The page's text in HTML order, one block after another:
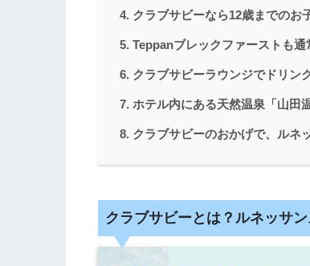
クラブサビーなら12歳までのお
Teppanブレックファーストも通
クラブサビーラウンジでドリン
ホテル内にある天然温泉「山田
クラブサビーのおかげで、ルネ
クラブサビーとは？ルネッサ